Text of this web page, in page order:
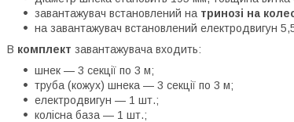
завантажувач встановлений на тринозі на
на завантажувач встановлений електродвигун
В комплект завантажувача входить:
шнек — 3 секції по 3 м;
труба (кожух) шнека — 3 секції по 3 м;
електродвигун — 1 шт.;
колісна база — 1 шт.;